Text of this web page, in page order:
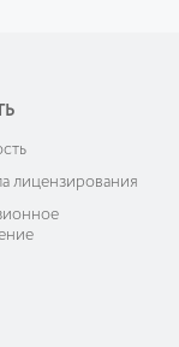
лицензирования